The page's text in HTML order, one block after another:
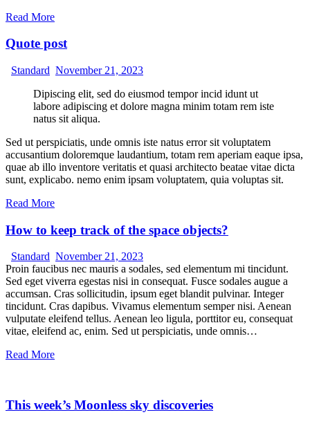
Read More
Quote post
Standard November 21, 2023
Dipiscing elit, sed do eiusmod tempor incid idunt ut
labore adipiscing et dolore magna minim totam rem iste
natus sit aliqua.
Sed ut perspiciatis, unde omnis iste natus error sit voluptatem
accusantium doloremque laudantium, totam rem aperiam eaque ipsa,
quae ab illo inventore veritatis et quasi architecto beatae vitae dicta
sunt, explicabo. nemo enim ipsam voluptatem, quia voluptas sit.
Read More
How to keep track of the space objects?
Standard November 21, 2023
Proin faucibus nec mauris a sodales, sed elementum mi tincidunt.
Sed eget viverra egestas nisi in consequat. Fusce sodales augue a
accumsan. Cras sollicitudin, ipsum eget blandit pulvinar. Integer
tincidunt. Cras dapibus. Vivamus elementum semper nisi. Aenean
vulputate eleifend tellus. Aenean leo ligula, porttitor eu, consequat
vitae, eleifend ac, enim. Sed ut perspiciatis, unde omnis…
Read More
This week’s Moonless sky discoveries